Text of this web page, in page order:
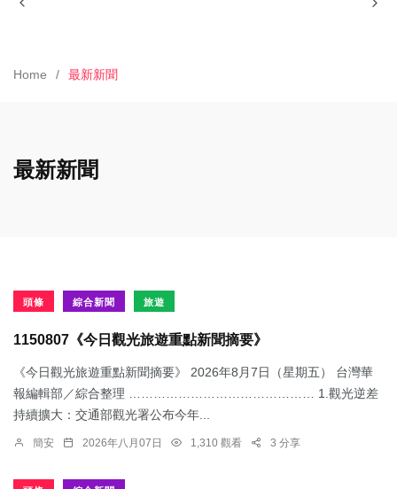
Home 最新新聞
最新新聞
頭條 綜合新聞 旅遊
1150807《今日觀光旅遊重點新聞摘要》
《今日觀光旅遊重點新聞摘要》 2026年8月7日（星期五） 台灣華
報編輯部／綜合整理 ……………………………………… 1.觀光逆差
持續擴大：交通部觀光署公布今年...
簡安 2026年八月07日 1,310 觀看 3 分享